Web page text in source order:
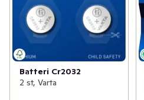
Batteri Cr2032
2 st, Varta